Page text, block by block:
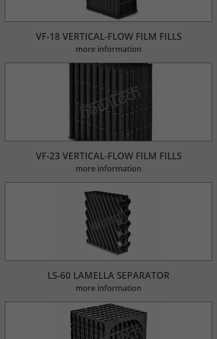
VF-18 VERTICAL-FLOW FILM FILLS
more information
VF-23 VERTICAL-FLOW FILM FILLS
more information
LS-60 LAMELLA SEPARATOR
more information